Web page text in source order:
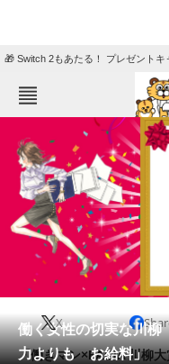
🎁 Switch 2もあたる！ プレゼントキ
ねとらぼメニュー
TOP
エンタメ
グルメ
住まい
動物
会員記事
働く女性の切実な川
力よりも お給料」
X
「働きマン×FABIA 川柳